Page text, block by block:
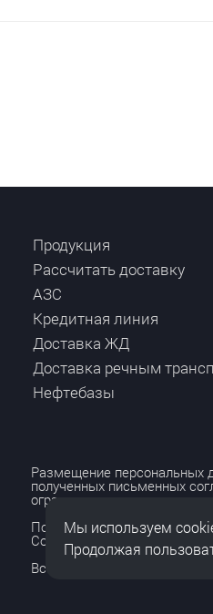
Продукция
Рассчитать доставку
АЗС
Кредитная линия
Доставка ЖД
Доставка речным
Нефтебазы
Размещение персональных
полученных письменных
ограничено и допускается
Политика обработки
Согласие на обработку
Все права защищены
Мы используем
Продолжая